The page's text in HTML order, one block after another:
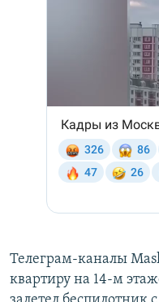
Телеграм-каналы
квартиру на 14-м